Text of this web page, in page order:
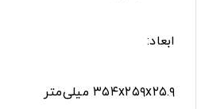
ابعاد:
۳۵۴x۲۵۹x۲۵.۹ میلی‌متر